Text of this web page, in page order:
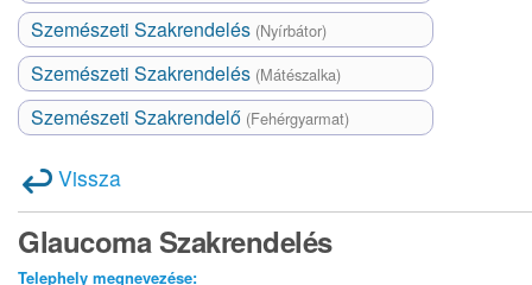
Szemészeti Szakrendelés (Nyírbátor)
Szemészeti Szakrendelés (Mátészalka)
Szemészeti Szakrendelő (Fehérgyarmat)
Vissza
Glaucoma Szakrendelés
Telephely megnevezése: